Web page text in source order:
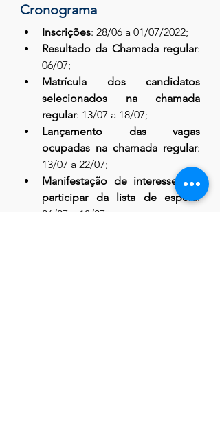
Cronograma
Inscrições: 28/06 a 01/07/2022;
Resultado da Chamada regular:
06/07;
Matrícula dos candidatos
selecionados na chamada
regular: 13/07 a 18/07;
Lançamento das vagas
ocupadas na chamada regular:
13/07 a 22/07;
Manifestação de interesse em
participar da lista de espera:
06/07 a 18/07;